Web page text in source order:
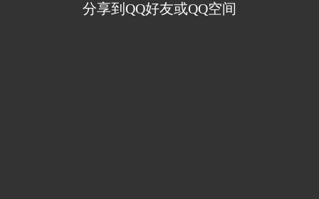
分享到QQ好友或QQ空间